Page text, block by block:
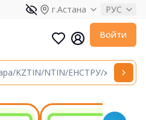
г.Астана РУС
Войти